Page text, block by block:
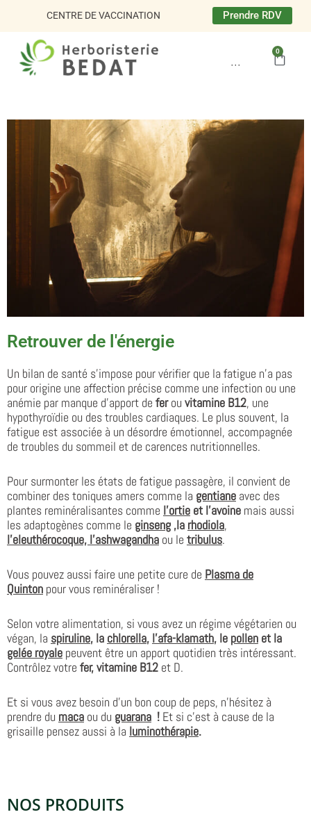
CENTRE DE VACCINATION Prendre RDV
···
0
Retrouver de l'énergie
Un bilan de santé s’impose pour vérifier que la fatigue n’a pas
pour origine une affection précise comme une infection ou une
anémie par manque d’apport de ferou vitamine B12, une
hypothyroïdie ou des troubles cardiaques. Le plus souvent, la
fatigue est associée à un désordre émotionnel, accompagnée
de troubles du sommeil et de carences nutritionnelles.
Pour surmonter les états de fatigue passagère, il convient de
combiner des toniques amers comme la gentiane avec des
plantes reminéralisantes comme l’ortie et l’avoine mais aussi
les adaptogènes comme le ginseng ,la rhodiola,
l’eleuthérocoque, l’ashwagandha ou le tribulus.
Vous pouvez aussi faire une petite cure de Plasma de
Quinton pour vous reminéraliser !
Selon votre alimentation, si vous avez un régime végétarien ou
végan, la spiruline, la chlorella, l’afa-klamath, le pollen et la
gelée royale peuvent être un apport quotidien très intéressant.
Contrôlez votre fer, vitamine B12 et D.
Et si vous avez besoin d’un bon coup de peps, n’hésitez à
prendre du maca ou du guarana ! Et si c’est à cause de la
grisaille pensez aussi à la luminothérapie.
NOS PRODUITS